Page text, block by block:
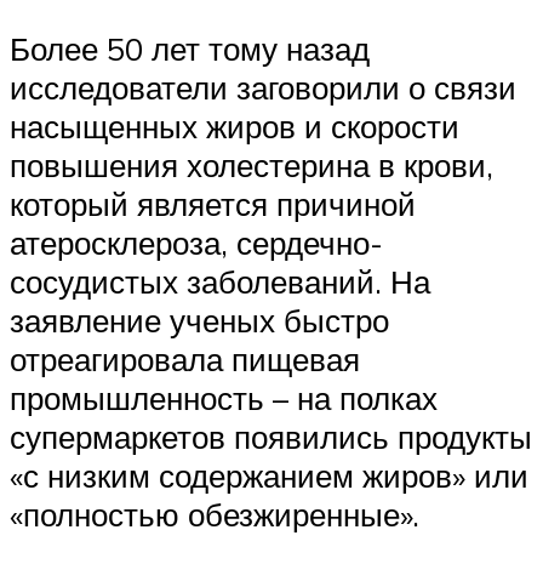
Более 50 лет тому назад
исследователи заговорили о связи
насыщенных жиров и скорости
повышения холестерина в крови,
который является причиной
атеросклероза, сердечно-
сосудистых заболеваний. На
заявление ученых быстро
отреагировала пищевая
промышленность – на полках
супермаркетов появились продукты
«с низким содержанием жиров» или
«полностью обезжиренные».